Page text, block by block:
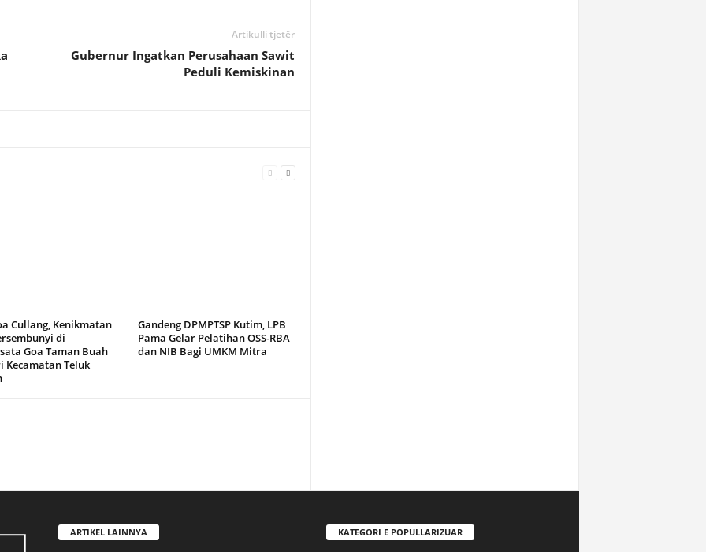
Artikulli tjetër
Gubernur Ingatkan Perusahaan Sawit
Peduli Kemiskinan
Cullang, Kenikmatan
di
Goa Taman Buah
Kecamatan Teluk
Gandeng DPMPTSP Kutim, LPB
Pama Gelar Pelatihan OSS-RBA
dan NIB Bagi UMKM Mitra
ARTIKEL LAINNYA KATEGORI E POPULLARIZUAR